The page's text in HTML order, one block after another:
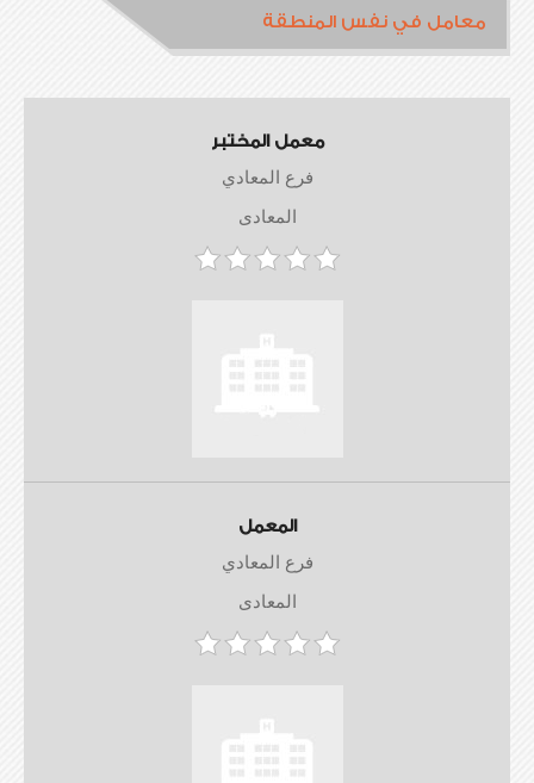
معامل في نفس المنطقة
معمل المختبر
فرع المعادي
المعادى
المعمل
فرع المعادي
المعادى